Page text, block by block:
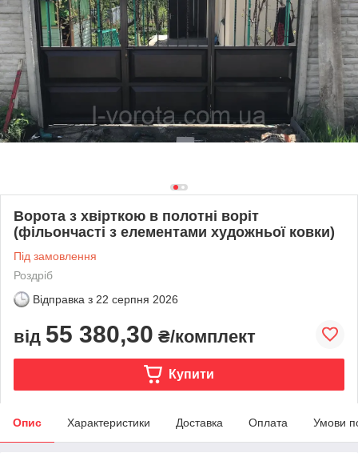
Ворота з хвірткою в полотні воріт
(фільончасті з елементами художньої ковки)
Під замовлення
Роздріб
Відправка з 22 серпня 2026
від 55 380,30 ₴/комплект
Купити
Опис Характеристики Доставка Оплата Умови